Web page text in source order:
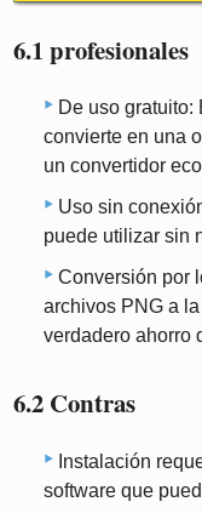
6.1 profesionales
De uso gratuito:
convierte en una
un convertidor
Uso sin
puede utilizar sin
Conversión por
archivos PNG a
verdadero ahorro
6.2 Contras
Instalación
software que